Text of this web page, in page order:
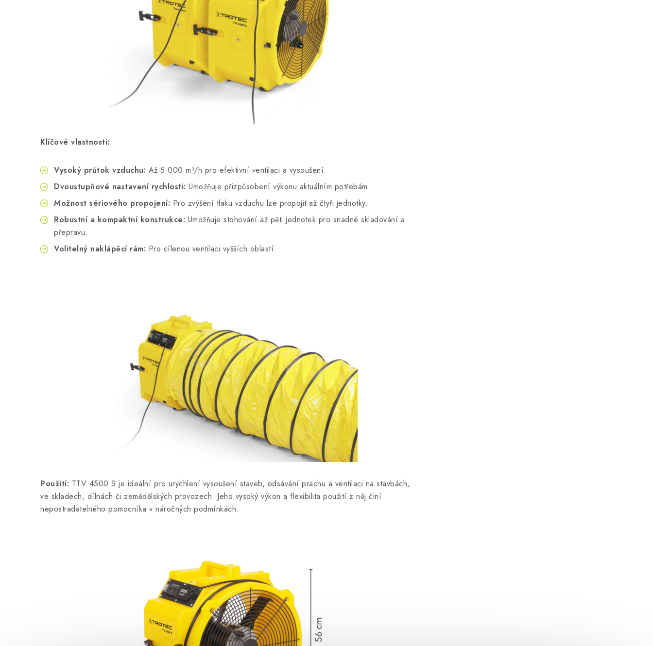
Klíčové vlastnosti:
Vysoký průtok vzduchu: Až 5 000 m³/h pro efektivní ventilaci a vysoušení.
Dvoustupňové nastavení rychlosti: Umožňuje přizpůsobení výkonu aktuálním potřebám.
Možnost sériového propojení: Pro zvýšení tlaku vzduchu lze propojit až čtyři jednotky.
Robustní a kompaktní konstrukce: Umožňuje stohování až pěti jednotek pro snadné skladování a
přepravu.
Volitelný naklápěcí rám: Pro cílenou ventilaci vyšších oblastí
Použití: TTV 4500 S je ideální pro urychlení vysoušení staveb, odsávání prachu a ventilaci na stavbách,
ve skladech, dílnách či zemědělských provozech. Jeho vysoký výkon a flexibilita použití z něj činí
nepostradatelného pomocníka v náročných podmínkách.